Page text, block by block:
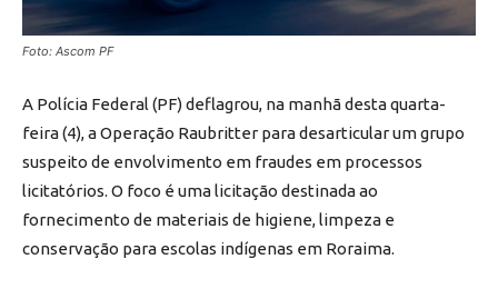
Foto: Ascom PF
A Polícia Federal (PF) deflagrou, na manhã desta quarta-
feira (4), a Operação Raubritter para desarticular um grupo
suspeito de envolvimento em fraudes em processos
licitatórios. O foco é uma licitação destinada ao
fornecimento de materiais de higiene, limpeza e
conservação para escolas indígenas em Roraima.